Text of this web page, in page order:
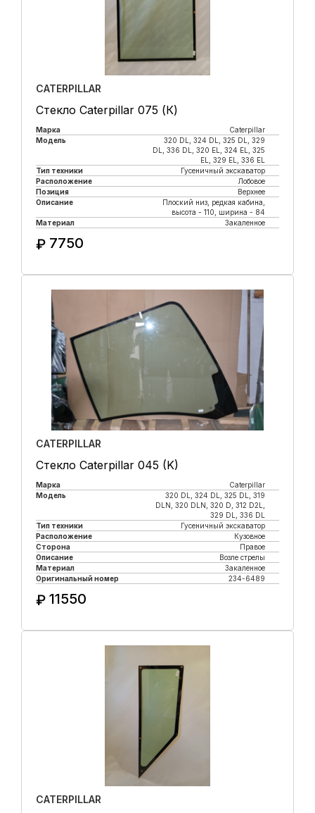
CATERPILLAR
Стекло Caterpillar 075 (К)
Марка
Caterpillar
Модель
320 DL, 324 DL, 325 DL, 329
DL, 336 DL, 320 EL, 324 EL, 325
EL, 329 EL, 336 EL
Тип техники
Гусеничный экскаватор
Расположение
Лобовое
Позиция
Верхнее
Описание
Плоский низ, редкая кабина,
высота - 110, ширина - 84
Материал
Закаленное
₽ 7750
CATERPILLAR
Стекло Caterpillar 045 (K)
Марка
Caterpillar
Модель
320 DL, 324 DL, 325 DL, 319
DLN, 320 DLN, 320 D, 312 D2L,
329 DL, 336 DL
Тип техники
Гусеничный экскаватор
Расположение
Кузовное
Сторона
Правое
Описание
Возле стрелы
Материал
Закаленное
Оригинальный номер
234-6489
₽ 11550
CATERPILLAR